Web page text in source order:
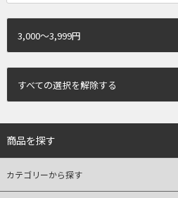
3,000～3,999円
すべての選択を解除する
商品を探す
カテゴリーから探す